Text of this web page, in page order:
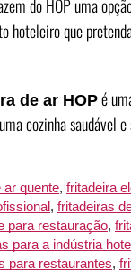
do HOP uma
hoteleiro que
de ar HOP é
cozinha saudável e
ar quente, fritadeira
, fritadeiras
para restauração,
para a indústria
para restaurantes,